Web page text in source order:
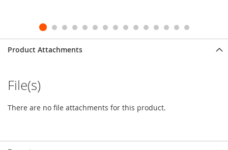
Product Attachments
File(s)
There are no file attachments for this product.